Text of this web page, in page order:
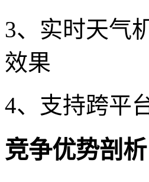
3、实时天气
效果
4、支持跨平
竞争优势剖析